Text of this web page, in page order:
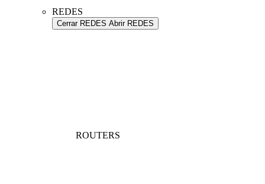
REDES
Cerrar REDES Abrir REDES
ROUTERS